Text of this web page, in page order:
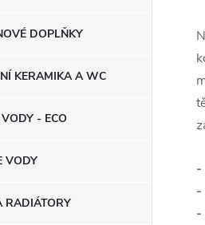
DOPLŇKY
KERAMIKA A WC
- ECO
VODY
RADIÁTORY
-
-
-